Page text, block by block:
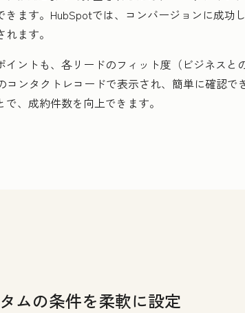
ます。HubSpotでは、コンバージョンに成功
ます。
ントも、各リードのフィット度（ビジネス
ンタクトレコードで表示され、簡単に確認で
、成約件数を向上できます。
ムの条件を柔軟に設定